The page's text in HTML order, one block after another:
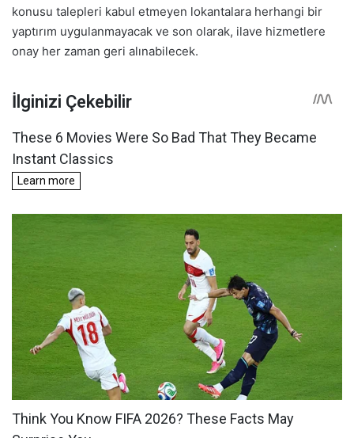
konusu talepleri kabul etmeyen lokantalara herhangi bir
yaptırım uygulanmayacak ve son olarak, ilave hizmetlere
onay her zaman geri alınabilecek.